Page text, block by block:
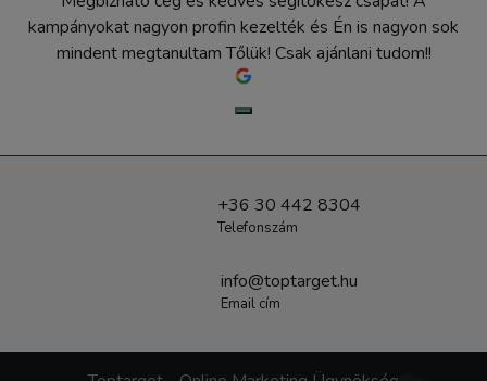
kampányokat nagyon profin kezelték és Én is nagyon sok
mindent megtanultam Tőlük! Csak ajánlani tudom!!
+36 30 442 8304
Telefonszám
info@toptarget.hu
Email cím